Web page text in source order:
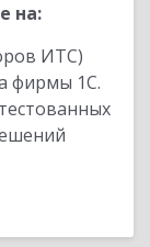
на:
ИТС)
фирмы 1С.